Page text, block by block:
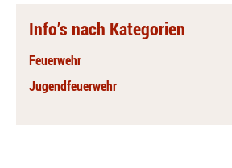
Info’s nach Kategorien
Feuerwehr
Jugendfeuerwehr